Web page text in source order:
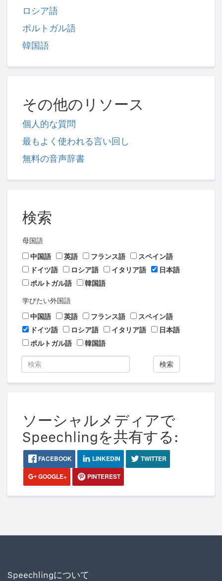
ロシア語
ポルトガル語
韓国語
その他のリソース
個人的な質問
最もよく使われる言い回し
無料の音声辞書
検索
母国語
中国語
英語 フランス語
スペイン語
ドイツ語
ロシア語 イタリア語
日本語
ポルトガル語
韓国語
学びたい外国語
中国語
英語 フランス語
スペイン語
ドイツ語
ロシア語 イタリア語
日本語
ポルトガル語
韓国語
検索
ソーシャルメディアで
Speechlingを共有する:
FACEBOOK LINKEDIN
TWITTER
GOOGLE+
PINTEREST
Speechlingについて